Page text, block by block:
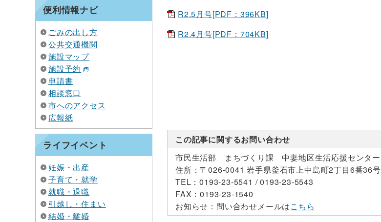
便利情報ナビ
ごみの出し方
公共交通機関
施設マップ
施設予約
申請書
相談窓口
市へのアクセス
広報紙
ライフイベント
妊娠・出産
子育て・就学
就職・退職
引越し・住まい
結婚・離婚
R2.5月号[PDF：396KB]
R2.4月号[PDF：704KB]
この記事に関するお問い合わせ
市民生活部 まちづくり課 中妻地区生活応援センター
住所： 〒026-0041 岩手県釜石市上中島町2丁目6番36号
TEL：0193-23-5541 / 0193-23-5543
FAX：0193-23-1540
お知らせ： 問い合わせメールはこちら